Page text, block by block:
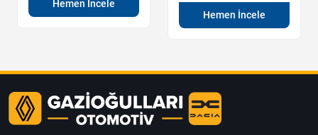
Hemen İncele
Hemen İncele